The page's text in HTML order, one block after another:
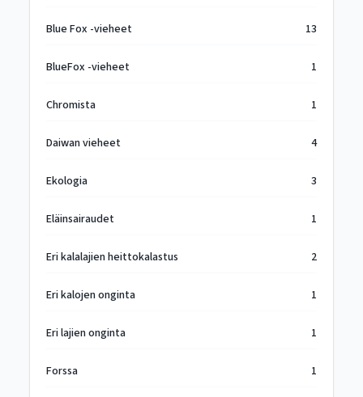
Blue Fox -vieheet 13
BlueFox -vieheet 1
Chromista 1
Daiwan vieheet 4
Ekologia 3
Eläinsairaudet 1
Eri kalalajien heittokalastus 2
Eri kalojen onginta 1
Eri lajien onginta 1
Forssa 1